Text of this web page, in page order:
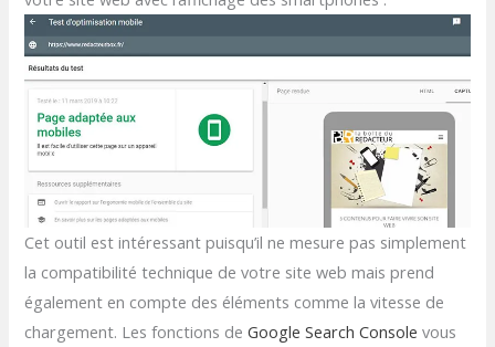
Cet outil est intéressant puisqu’il ne mesure pas simplement
la compatibilité technique de votre site web mais prend
également en compte des éléments comme la vitesse de
chargement. Les fonctions deGoogle Search Console vous